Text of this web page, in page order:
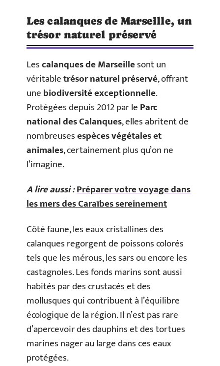
Les calanques de Marseille, un
trésor naturel préservé
Lescalanques de Marseillesont un
véritabletrésor naturel préservé, offrant
unebiodiversité exceptionnelle.
Protégées depuis 2012 par leParc
national des Calanques, elles abritent de
nombreusesespèces végétales et
animales, certainement plus qu’on ne
l’imagine.
A lire aussi :Préparer votre voyage dans
les mers des Caraïbes sereinement
Côté faune, les eaux cristallines des
calanques regorgent de poissons colorés
tels que les mérous, les sars ou encore les
castagnoles. Les fonds marins sont aussi
habités par des crustacés et des
mollusques qui contribuent à l’équilibre
écologique de la région. Il n’est pas rare
d’apercevoir des dauphins et des tortues
marines nager au large dans ces eaux
protégées.